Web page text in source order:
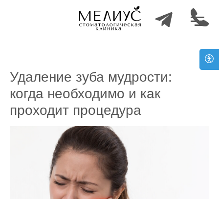
Удаление зуба мудрости:
когда необходимо и как
проходит процедура